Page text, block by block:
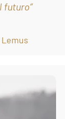
futuro”
Lemus